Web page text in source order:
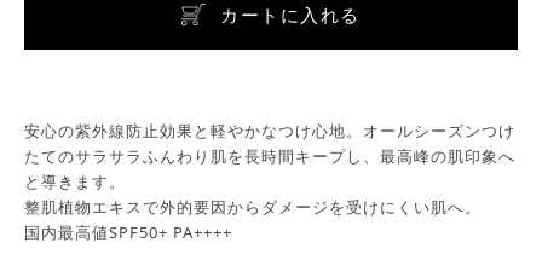
カートに入れる
安心の紫外線防止効果と軽やかなつけ心地。オールシーズンつけ
たてのサラサラふんわり肌を長時間キープし、最高峰の肌印象へ
と導きます。
整肌植物エキスで外的要因からダメージを受けにくい肌へ。
国内最高値SPF50+ PA++++